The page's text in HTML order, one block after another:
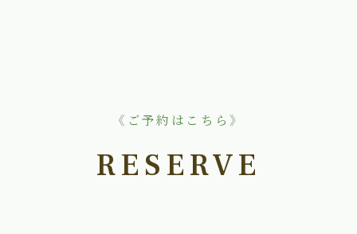
《ご予約はこちら》
RESERVE